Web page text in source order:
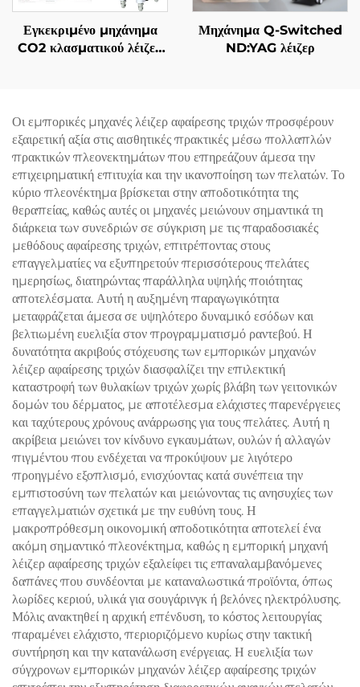
Εγκεκριμένο μηχάνημα
CO2 κλασματικού λέιζερ
Μηχάνημα Q-Switched
ND:YAG λέιζερ
Οι εμπορικές μηχανές λέιζερ αφαίρεσης τριχών προσφέρουν
εξαιρετική αξία στις αισθητικές πρακτικές μέσω πολλαπλών
πρακτικών πλεονεκτημάτων που επηρεάζουν άμεσα την
επιχειρηματική επιτυχία και την ικανοποίηση των πελατών. Το
κύριο πλεονέκτημα βρίσκεται στην αποδοτικότητα της
θεραπείας, καθώς αυτές οι μηχανές μειώνουν σημαντικά τη
διάρκεια των συνεδριών σε σύγκριση με τις παραδοσιακές
μεθόδους αφαίρεσης τριχών, επιτρέποντας στους
επαγγελματίες να εξυπηρετούν περισσότερους πελάτες
ημερησίως, διατηρώντας παράλληλα υψηλής ποιότητας
αποτελέσματα. Αυτή η αυξημένη παραγωγικότητα
μεταφράζεται άμεσα σε υψηλότερο δυναμικό εσόδων και
βελτιωμένη ευελιξία στον προγραμματισμό ραντεβού. Η
δυνατότητα ακριβούς στόχευσης των εμπορικών μηχανών
λέιζερ αφαίρεσης τριχών διασφαλίζει την επιλεκτική
καταστροφή των θυλακίων τριχών χωρίς βλάβη των γειτονικών
δομών του δέρματος, με αποτέλεσμα ελάχιστες παρενέργειες
και ταχύτερους χρόνους ανάρρωσης για τους πελάτες. Αυτή η
ακρίβεια μειώνει τον κίνδυνο εγκαυμάτων, ουλών ή αλλαγών
πιγμέντου που ενδέχεται να προκύψουν με λιγότερο
προηγμένο εξοπλισμό, ενισχύοντας κατά συνέπεια την
εμπιστοσύνη των πελατών και μειώνοντας τις ανησυχίες των
επαγγελματιών σχετικά με την ευθύνη τους. Η
μακροπρόθεσμη οικονομική αποδοτικότητα αποτελεί ένα
ακόμη σημαντικό πλεονέκτημα, καθώς η εμπορική μηχανή
λέιζερ αφαίρεσης τριχών εξαλείφει τις επαναλαμβανόμενες
δαπάνες που συνδέονται με καταναλωστικά προϊόντα, όπως
λωρίδες κεριού, υλικά για σουγάρινγκ ή βελόνες ηλεκτρόλυσης.
Μόλις ανακτηθεί η αρχική επένδυση, το κόστος λειτουργίας
παραμένει ελάχιστο, περιοριζόμενο κυρίως στην τακτική
συντήρηση και την κατανάλωση ενέργειας. Η ευελιξία των
σύγχρονων εμπορικών μηχανών λέιζερ αφαίρεσης τριχών